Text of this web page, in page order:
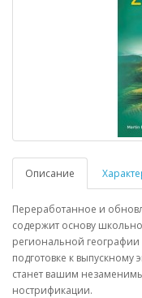
Описание
Переработанное и
содержит основу
региональной
подготовке к
станет вашим
нострификации.